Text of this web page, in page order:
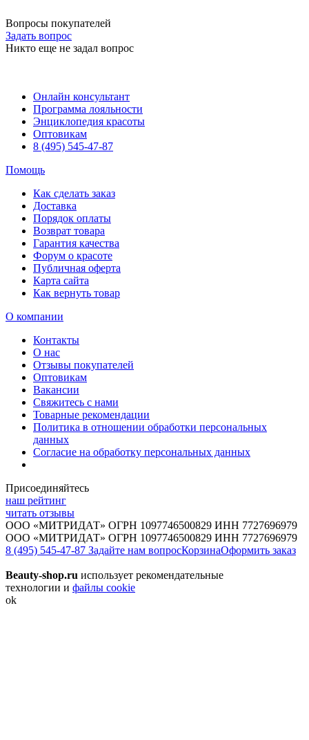
Вопросы покупателей
Задать вопрос
Никто еще не задал вопрос
Онлайн консультант
Программа лояльности
Энциклопедия красоты
Оптовикам
8 (495) 545-47-87
Помощь
Как сделать заказ
Доставка
Порядок оплаты
Возврат товара
Гарантия качества
Форум о красоте
Публичная оферта
Карта сайта
Как вернуть товар
О компании
Контакты
О нас
Отзывы покупателей
Оптовикам
Вакансии
Свяжитесь с нами
Товарные рекомендации
Политика в отношении обработки персональных
данных
Согласие на обработку персональных данных
Присоединяйтесь
наш рейтинг
читать отзывы
ООО «МИТРИДАТ» ОГРН 1097746500829 ИНН 7727696979
ООО «МИТРИДАТ» ОГРН 1097746500829 ИНН 7727696979
8 (495) 545-47-87 Задайте нам вопросКорзинаОформить заказ
Beauty-shop.ru использует рекомендательные
технологии и файлы cookie
ok